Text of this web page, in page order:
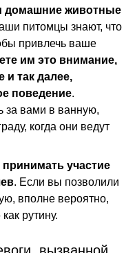
домашние животные
питомцы знают, что
привлечь ваше
им это внимание,
и так далее,
поведение.
за вами в ванную,
когда они ведут
принимать участие
. Если вы позволили
вполне вероятно,
рутину.